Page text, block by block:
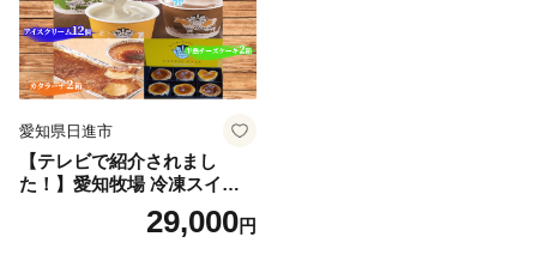
愛知県日進市
【テレビで紹介されまし
た！】愛知牧場 冷凍スイー
ツセット（アイスクリーム 1
2個・カタラーナ 2箱・半熟
29,000円